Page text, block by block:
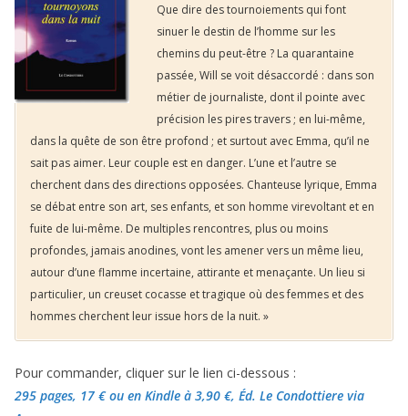
Que dire des tournoiements qui font
sinuer le destin de l’homme sur les
chemins du peut-être ? La quarantaine
passée, Will se voit désaccordé : dans son
métier de journaliste, dont il pointe avec
précision les pires travers ; en lui-même,
dans la quête de son être profond ; et surtout avec Emma, qu’il ne
sait pas aimer. Leur couple est en danger. L’une et l’autre se
cherchent dans des directions opposées. Chanteuse lyrique, Emma
se débat entre son art, ses enfants, et son homme virevoltant et en
fuite de lui-même. De multiples rencontres, plus ou moins
profondes, jamais anodines, vont les amener vers un même lieu,
autour d’une flamme incertaine, attirante et menaçante. Un lieu si
particulier, un creuset cocasse et tragique où des femmes et des
hommes cherchent leur issue hors de la nuit. »
Pour commander, cliquer sur le lien ci-dessous :
295 pages, 17 €ou en Kindle à 3,90 €, Éd. Le Condottiere via